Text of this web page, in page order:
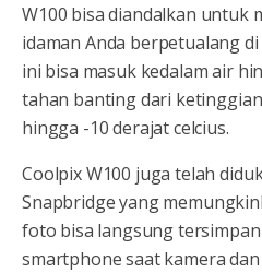
W100 bisa diandalkan untuk
idaman Anda berpetualang
ini bisa masuk kedalam air
tahan banting dari
hingga -10 derajat celcius.
Coolpix W100 juga telah
Snapbridge yang
foto bisa langsung
smartphone saat kamera